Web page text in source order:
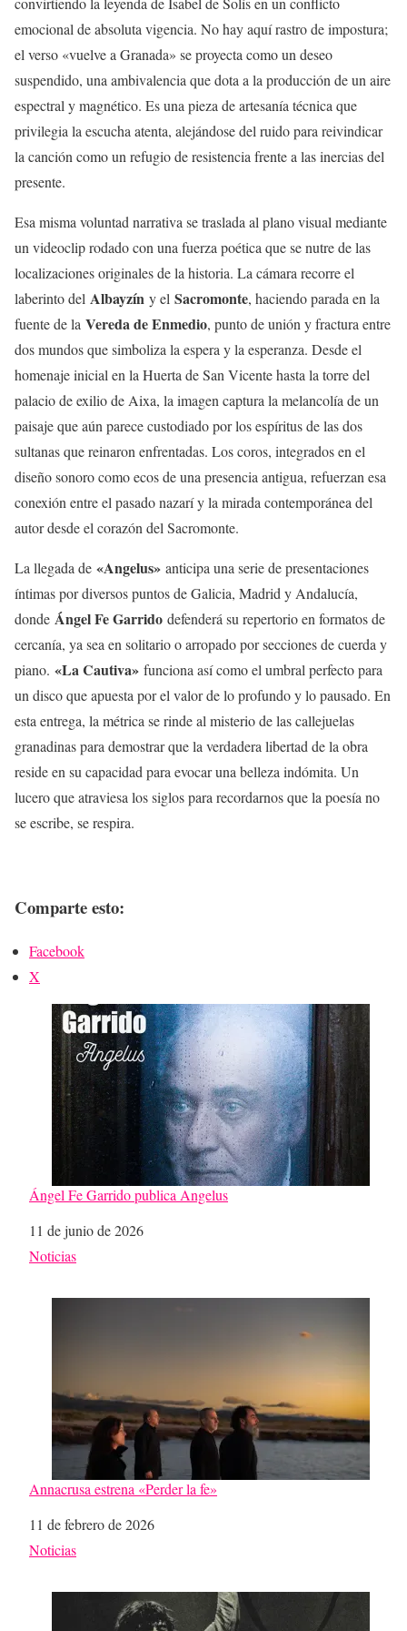
emocional de absoluta vigencia. No hay aquí rastro de impostura;
el verso «vuelve a Granada» se proyecta como un deseo
suspendido, una ambivalencia que dota a la producción de un aire
espectral y magnético. Es una pieza de artesanía técnica que
privilegia la escucha atenta, alejándose del ruido para reivindicar
la canción como un refugio de resistencia frente a las inercias del
presente.
Esa misma voluntad narrativa se traslada al plano visual mediante
un videoclip rodado con una fuerza poética que se nutre de las
localizaciones originales de la historia. La cámara recorre el
laberinto del Albayzín y el Sacromonte, haciendo parada en la
fuente de la Vereda de Enmedio, punto de unión y fractura entre
dos mundos que simboliza la espera y la esperanza. Desde el
homenaje inicial en la Huerta de San Vicente hasta la torre del
palacio de exilio de Aixa, la imagen captura la melancolía de un
paisaje que aún parece custodiado por los espíritus de las dos
sultanas que reinaron enfrentadas. Los coros, integrados en el
diseño sonoro como ecos de una presencia antigua, refuerzan esa
conexión entre el pasado nazarí y la mirada contemporánea del
autor desde el corazón del Sacromonte.
La llegada de «Angelus» anticipa una serie de presentaciones
íntimas por diversos puntos de Galicia, Madrid y Andalucía,
donde Ángel Fe Garrido defenderá su repertorio en formatos de
cercanía, ya sea en solitario o arropado por secciones de cuerda y
piano. «La Cautiva» funciona así como el umbral perfecto para
un disco que apuesta por el valor de lo profundo y lo pausado. En
esta entrega, la métrica se rinde al misterio de las callejuelas
granadinas para demostrar que la verdadera libertad de la obra
reside en su capacidad para evocar una belleza indómita. Un
lucero que atraviesa los siglos para recordarnos que la poesía no
se escribe, se respira.
Comparte esto:
Facebook
X
Ángel Fe Garrido publica Angelus
Fecha
11 de junio de 2026
Respecto a
Noticias
Annacrusa estrena «Perder la fe»
Fecha
11 de febrero de 2026
Respecto a
Noticias